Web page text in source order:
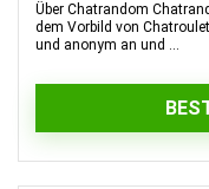
Über Chatrandom
dem Vorbild von
und anonym an und ...